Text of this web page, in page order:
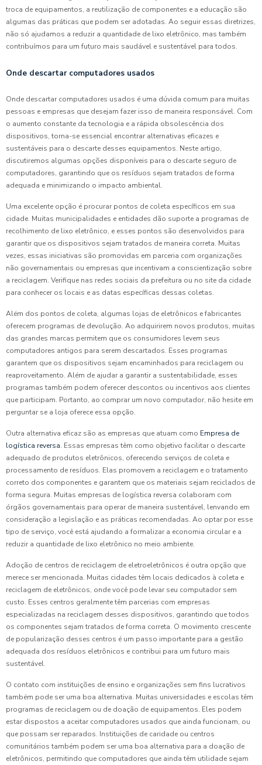
troca de equipamentos, a reutilização de componentes e a educação são
algumas das práticas que podem ser adotadas. Ao seguir essas diretrizes,
não só ajudamos a reduzir a quantidade de lixo eletrônico, mas também
contribuímos para um futuro mais saudável e sustentável para todos.
Onde descartar computadores usados
Onde descartar computadores usados é uma dúvida comum para muitas
pessoas e empresas que desejam fazer isso de maneira responsável. Com
o aumento constante da tecnologia e a rápida obsolescência dos
dispositivos, torna-se essencial encontrar alternativas eficazes e
sustentáveis para o descarte desses equipamentos. Neste artigo,
discutiremos algumas opções disponíveis para o descarte seguro de
computadores, garantindo que os resíduos sejam tratados de forma
adequada e minimizando o impacto ambiental.
Uma excelente opção é procurar pontos de coleta específicos em sua
cidade. Muitas municipalidades e entidades dão suporte a programas de
recolhimento de lixo eletrônico, e esses pontos são desenvolvidos para
garantir que os dispositivos sejam tratados de maneira correta. Muitas
vezes, essas iniciativas são promovidas em parceria com organizações
não governamentais ou empresas que incentivam a conscientização sobre
a reciclagem. Verifique nas redes sociais da prefeitura ou no site da cidade
para conhecer os locais e as datas específicas dessas coletas.
Além dos pontos de coleta, algumas lojas de eletrônicos e fabricantes
oferecem programas de devolução. Ao adquirirem novos produtos, muitas
das grandes marcas permitem que os consumidores levem seus
computadores antigos para serem descartados. Esses programas
garantem que os dispositivos sejam encaminhados para reciclagem ou
reaproveitamento. Além de ajudar a garantir a sustentabilidade, esses
programas também podem oferecer descontos ou incentivos aos clientes
que participam. Portanto, ao comprar um novo computador, não hesite em
perguntar se a loja oferece essa opção.
Outra alternativa eficaz são as empresas que atuam como Empresa de
logística reversa. Essas empresas têm como objetivo facilitar o descarte
adequado de produtos eletrônicos, oferecendo serviços de coleta e
processamento de resíduos. Elas promovem a reciclagem e o tratamento
correto dos componentes e garantem que os materiais sejam reciclados de
forma segura. Muitas empresas de logística reversa colaboram com
órgãos governamentais para operar de maneira sustentável, lenvando em
consideração a legislação e as práticas recomendadas. Ao optar por esse
tipo de serviço, você está ajudando a formalizar a economia circular e a
reduzir a quantidade de lixo eletrônico no meio ambiente.
Adoção de centros de reciclagem de eletroeletrônicos é outra opção que
merece ser mencionada. Muitas cidades têm locais dedicados à coleta e
reciclagem de eletrônicos, onde você pode levar seu computador sem
custo. Esses centros geralmente têm parcerias com empresas
especializadas na reciclagem desses dispositivos, garantindo que todos
os componentes sejam tratados de forma correta. O movimento crescente
de popularização desses centros é um passo importante para a gestão
adequada dos resíduos eletrônicos e contribui para um futuro mais
sustentável.
O contato com instituições de ensino e organizações sem fins lucrativos
também pode ser uma boa alternativa. Muitas universidades e escolas têm
programas de reciclagem ou de doação de equipamentos. Eles podem
estar dispostos a aceitar computadores usados que ainda funcionam, ou
que possam ser reparados. Instituições de caridade ou centros
comunitários também podem ser uma boa alternativa para a doação de
eletrônicos, permitindo que computadores que ainda têm utilidade sejam